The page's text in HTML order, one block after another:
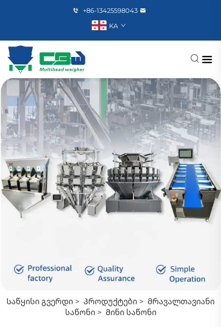
+86-13425598043
KA
Საწყისი Გვერდი > Პროდუქტები > Მრავალთავიანი
Საწონი> Მინი Საწონი